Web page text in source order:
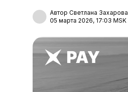
Автор Светлана Захарова
05 марта 2026, 17:03 MSK